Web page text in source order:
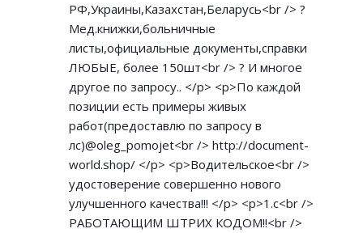
РФ,Украины,Казахстан,Беларусь<br /> ?
Мед.книжки,больничные
листы,официальные документы,справки
ЛЮБЫЕ, более 150шт<br /> ? И многое
другое по запросу.. </p> <p>По каждой
позиции есть примеры живых
работ(предоставлю по запросу в
лс)@oleg_pomojet<br /> http://document-
world.shop/ </p> <p>Водительское<br />
удостоверение совершенно нового
улучшенного качества!!! </p> <p>1.с<br />
РАБОТАЮЩИМ ШТРИХ КОДОМ!!<br />